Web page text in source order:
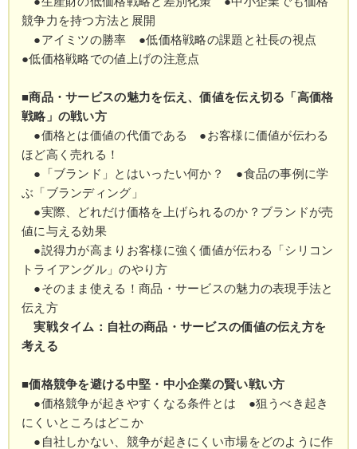
競争力を持つ方法と展開
●アイミツの勝率 ●低価格戦略の課題と社長の視点
●低価格戦略での値上げの注意点
■商品・サービスの魅力を伝え、価値を伝え切る「高価格
戦略」の戦い方
●価格とは価値の代価である ●お客様に価値が伝わる
ほど高く売れる！
●「ブランド」とはいったい何か？ ●食品の事例に学
ぶ「ブランディング」
●実際、どれだけ価格を上げられるのか？ブランドが売
値に与える効果
●説得力が高まりお客様に強く価値が伝わる「シリコン
トライアングル」のやり方
●そのまま使える！商品・サービスの魅力の表現手法と
伝え方
実戦タイム：自社の商品・サービスの価値の伝え方を
考える
■価格競争を避ける中堅・中小企業の賢い戦い方
●価格競争が起きやすくなる条件とは ●狙うべき起き
にくいところはどこか
●自社しかない、競争が起きにくい市場をどのように作